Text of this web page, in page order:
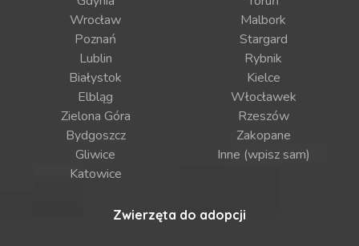
Wrocław
Poznań
Lublin
Białystok
Elbląg
Zielona Góra
Bydgoszcz
Gliwice
Katowice
Malbork
Stargard
Rybnik
Kielce
Włocławek
Rzeszów
Zakopane
Inne (wpisz sam)
Zwierzęta do adopcji